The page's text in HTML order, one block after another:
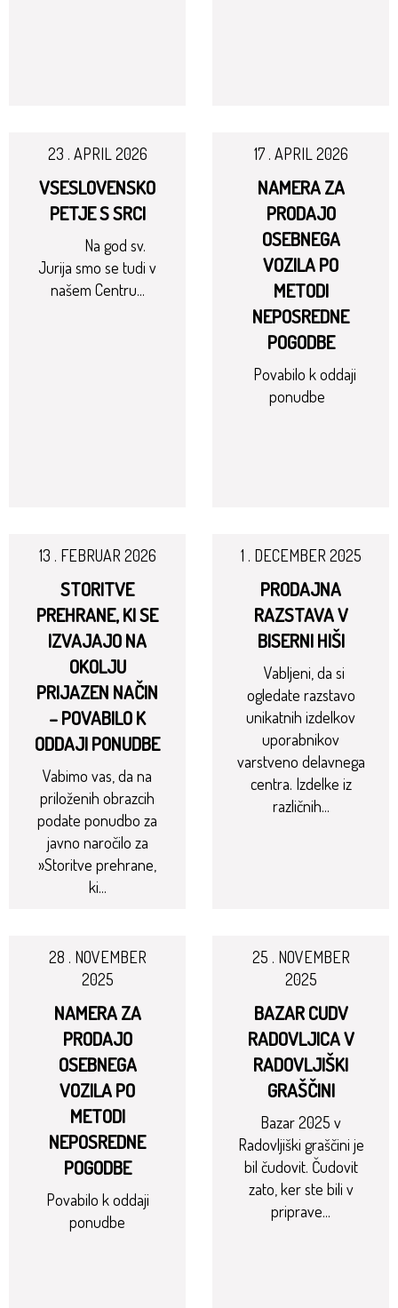
23 . APRIL 2026
VSESLOVENSKO
PETJE S SRCI
Na god sv.
Jurija smo se tudi v
našem Centru...
17 . APRIL 2026
NAMERA ZA
PRODAJO
OSEBNEGA
VOZILA PO
METODI
NEPOSREDNE
POGODBE
Povabilo k oddaji
ponudbe
13 . FEBRUAR 2026
STORITVE
PREHRANE, KI SE
IZVAJAJO NA
OKOLJU
PRIJAZEN NAČIN
– POVABILO K
ODDAJI PONUDBE
Vabimo vas, da na
priloženih obrazcih
podate ponudbo za
javno naročilo za
»Storitve prehrane,
ki...
1 . DECEMBER 2025
PRODAJNA
RAZSTAVA V
BISERNI HIŠI
Vabljeni, da si
ogledate razstavo
unikatnih izdelkov
uporabnikov
varstveno delavnega
centra. Izdelke iz
različnih...
28 . NOVEMBER
2025
NAMERA ZA
PRODAJO
OSEBNEGA
VOZILA PO
METODI
NEPOSREDNE
POGODBE
Povabilo k oddaji
ponudbe
25 . NOVEMBER
2025
BAZAR CUDV
RADOVLJICA V
RADOVLJIŠKI
GRAŠČINI
Bazar 2025 v
Radovljiški graščini je
bil čudovit. Čudovit
zato, ker ste bili v
priprave...